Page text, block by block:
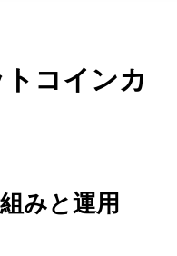
コインカ
みと運用